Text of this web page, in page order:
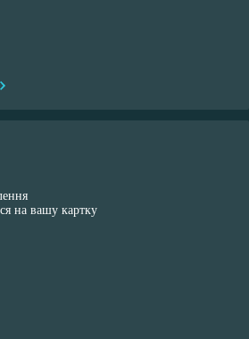
на вашу картку